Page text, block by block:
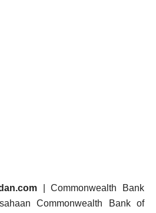
| Commonwealth Bank
Commonwealth Bank of